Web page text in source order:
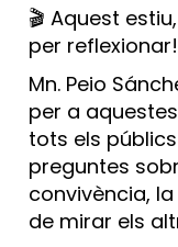
🎬 Aquest
per reflexionar!
Mn. Peio
per a
tots els
preguntes
convivència,
de mirar els